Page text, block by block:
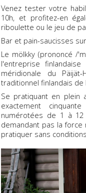
Venez tester votre
10h, et profitez-en
riboulette ou le jeu de
Bar et pain-saucisses
Le mölkky (prononcé /
l'entreprise
méridionale du
traditionnel finlandais de
Se pratiquant en plein
exactement
numérotées de 1 à
demandant pas la force
pratiquer sans